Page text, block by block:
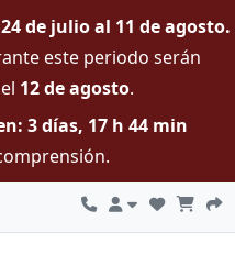
de julio al 11 de agosto.
este periodo serán
12 de agosto.
3 días, 17 h 44 min